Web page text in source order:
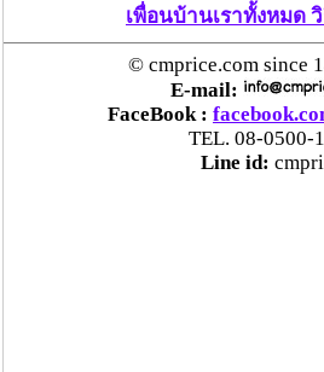
ทำงานแบบพ่อๆลูกๆ ต้องเป็นมติ
ของครอบครัว 3 คนพ่อลูกตนไ
แต่พรรคต้องแยกความเป็นเจ้าข
จากกัน ทุกอย่างหัวหน้าจะตัดสิน
ดูการยุบพรรคไทยรักไทยเป็นบท
พรรคทำ กรรมการบริหาร พรรค
และที่นี่ไม่ใช่ห้า
เพื่อนบ้านเราทั้งหมด
© cmprice.com since
E-mail:
FaceBook :
TEL. 08-0500-
Line id: